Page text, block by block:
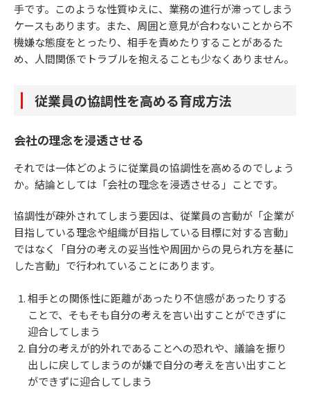
手です。このような性質ゆえに、業務の進行が滞ってしまう
ケースもあります。また、周囲と意見が合わないことから不
機嫌な態度をとったり、相手を責めたりすることがあるた
め、人間関係でトラブルを抱えることも少なくありません。
従業員の協調性を高める育成方法
会社の理念を浸透させる
それでは一体どのように従業員の協調性を高めるのでしょう
か。結論としては「会社の理念を浸透させる」ことです。
協調性が疎外されてしまう要因は、従業員の言動が「企業が
目指している理念や組織が目指している目標に対する言動」
ではなく「自分の考えの妥当性や周囲からの見られ方を基に
した言動」で行われていることにあります。
相手との関係性に距離があったり不信感があったりする
ことで、そもそも自分の考えを言い出すことができずに
迎合してしまう
自分の考えが的外れであることへの恐れや、議論を振り
出しに戻してしまうのが嫌で自分の考えを言い出すこと
ができずに迎合してしまう